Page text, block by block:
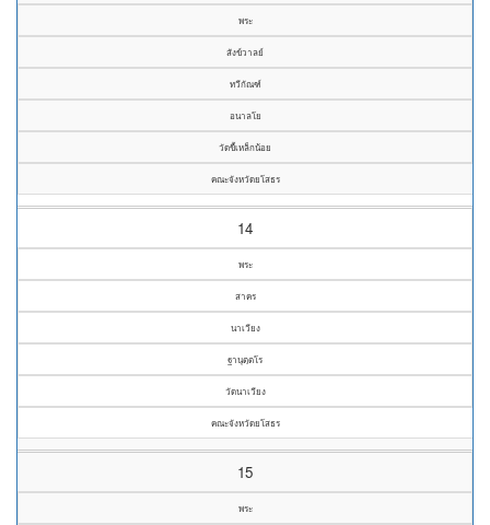
พระ
สังข์วาลย์
ทวีกัณฑ์
อนาลโย
วัดขี้เหล็กน้อย
คณะจังหวัดยโสธร
14
พระ
สาคร
นาเวียง
ฐานุตฺตโร
วัดนาเวียง
คณะจังหวัดยโสธร
15
พระ